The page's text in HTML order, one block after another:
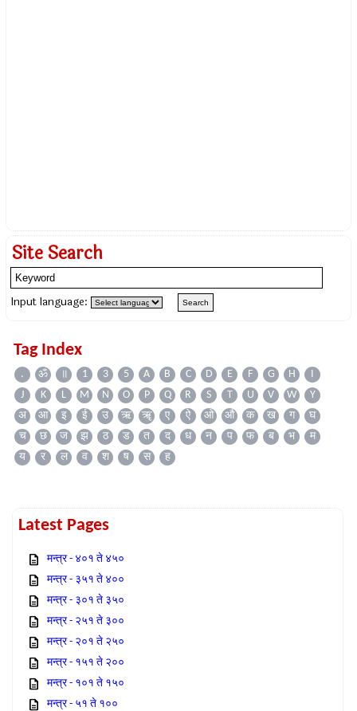
Site Search
Input language:
Tag Index
. ॐ ॥ 1 3 5 A B C D E F G H
I
J
K L M N O P Q R S T U V W
Y
अ
आ इ ई उ ऋ ॠ ए ऐ ओ औ क ख ग
घ
च
छ ज झ ठ ड त द ध न प फ ब भ
म
य
र ल व श ष स ह
Latest Pages
मन्त्र - ४०१ ते ४५०
मन्त्र - ३५१ ते ४००
मन्त्र - ३०१ ते ३५०
मन्त्र - २५१ ते ३००
मन्त्र - २०१ ते २५०
मन्त्र - १५१ ते २००
मन्त्र - १०१ ते १५०
मन्त्र - ५१ ते १००